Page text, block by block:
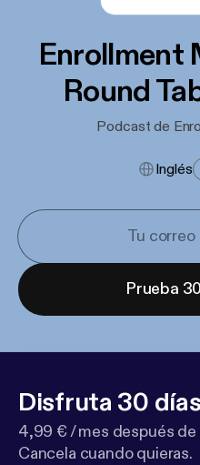
Enrollment
Round
Podcast de
Inglés
Prueba
Disfruta 30
4,99 € / mes después de
Cancela cuando quieras.